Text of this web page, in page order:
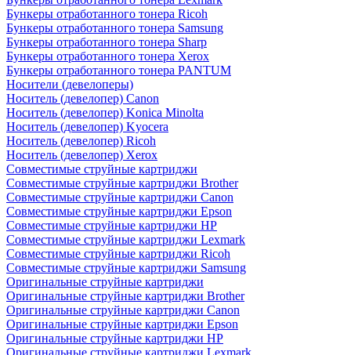
Бункеры отработанного тонера Ricoh
Бункеры отработанного тонера Samsung
Бункеры отработанного тонера Sharp
Бункеры отработанного тонера Xerox
Бункеры отработанного тонера PANTUM
Носители (девелоперы)
Носитель (девелопер) Canon
Носитель (девелопер) Konica Minolta
Носитель (девелопер) Kyocera
Носитель (девелопер) Ricoh
Носитель (девелопер) Xerox
Совместимые струйные картриджи
Совместимые струйные картриджи Brother
Совместимые струйные картриджи Canon
Совместимые струйные картриджи Epson
Совместимые струйные картриджи HP
Совместимые струйные картриджи Lexmark
Совместимые струйные картриджи Ricoh
Совместимые струйные картриджи Samsung
Оригинальные струйные картриджи
Оригинальные струйные картриджи Brother
Оригинальные струйные картриджи Canon
Оригинальные струйные картриджи Epson
Оригинальные струйные картриджи HP
Оригинальные струйные картриджи Lexmark